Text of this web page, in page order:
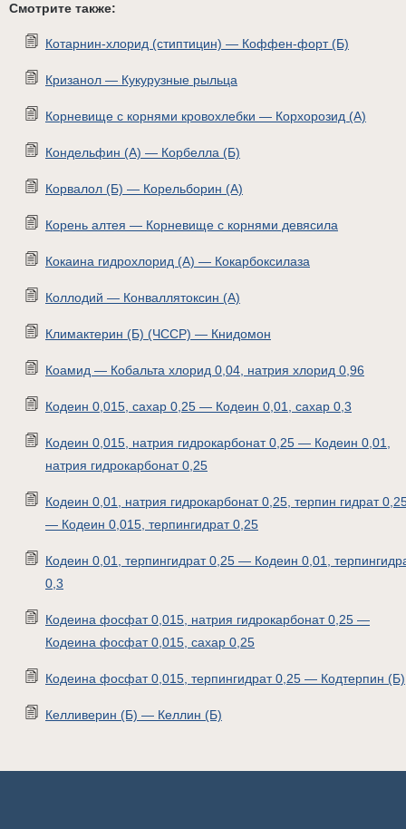
Смотрите также:
Котарнин-хлорид (стиптицин) — Коффен-форт (Б)
Кризанол — Кукурузные рыльца
Корневище с корнями кровохлебки — Корхорозид (А)
Кондельфин (А) — Корбелла (Б)
Корвалол (Б) — Корельборин (А)
Корень алтея — Корневище с корнями девясила
Кокаина гидрохлорид (А) — Кокарбоксилаза
Коллодий — Конваллятоксин (А)
Климактерин (Б) (ЧССР) — Книдомон
Коамид — Кобальта хлорид 0,04, натрия хлорид 0,96
Кодеин 0,015, сахар 0,25 — Кодеин 0,01, сахар 0,3
Кодеин 0,015, натрия гидрокарбонат 0,25 — Кодеин 0,01,
натрия гидрокарбонат 0,25
Кодеин 0,01, натрия гидрокарбонат 0,25, терпин гидрат
— Кодеин 0,015, терпингидрат 0,25
Кодеин 0,01, терпингидрат 0,25 — Кодеин 0,01,
0,3
Кодеина фосфат 0,015, натрия гидрокарбонат 0,25 —
Кодеина фосфат 0,015, сахар 0,25
Кодеина фосфат 0,015, терпингидрат 0,25 — Кодтерпин (Б)
Келливерин (Б) — Келлин (Б)